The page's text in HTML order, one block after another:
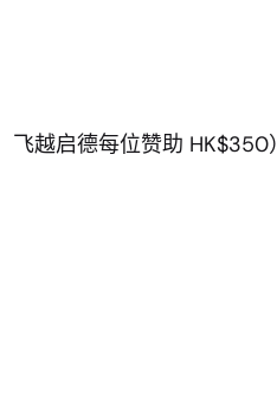
越启德每位赞助 HK$350）